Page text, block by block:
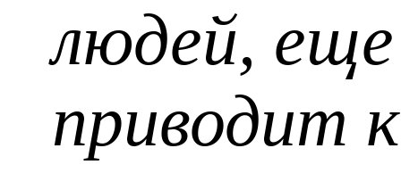
людей,
приводит